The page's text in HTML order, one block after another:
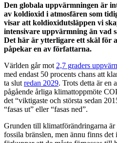
Den globala uppvärmningen är
av koldioxid i atmosfären som
visar att koldioxidutsläppen vi
intensivare uppvärmning än vad
Det här är ytterligare ett skäl för
påpekar en av författarna.
Världen går mot 2,7 graders
med endast 50 procents chans att
ta slut redan 2029. Trots detta är en
pågående årliga klimattoppmöte
det “viktigaste och största sedan
“fasas ut” eller “fasas ned”.
Grunden till klimatförändringarna
fossila bränslen, men ännu finns